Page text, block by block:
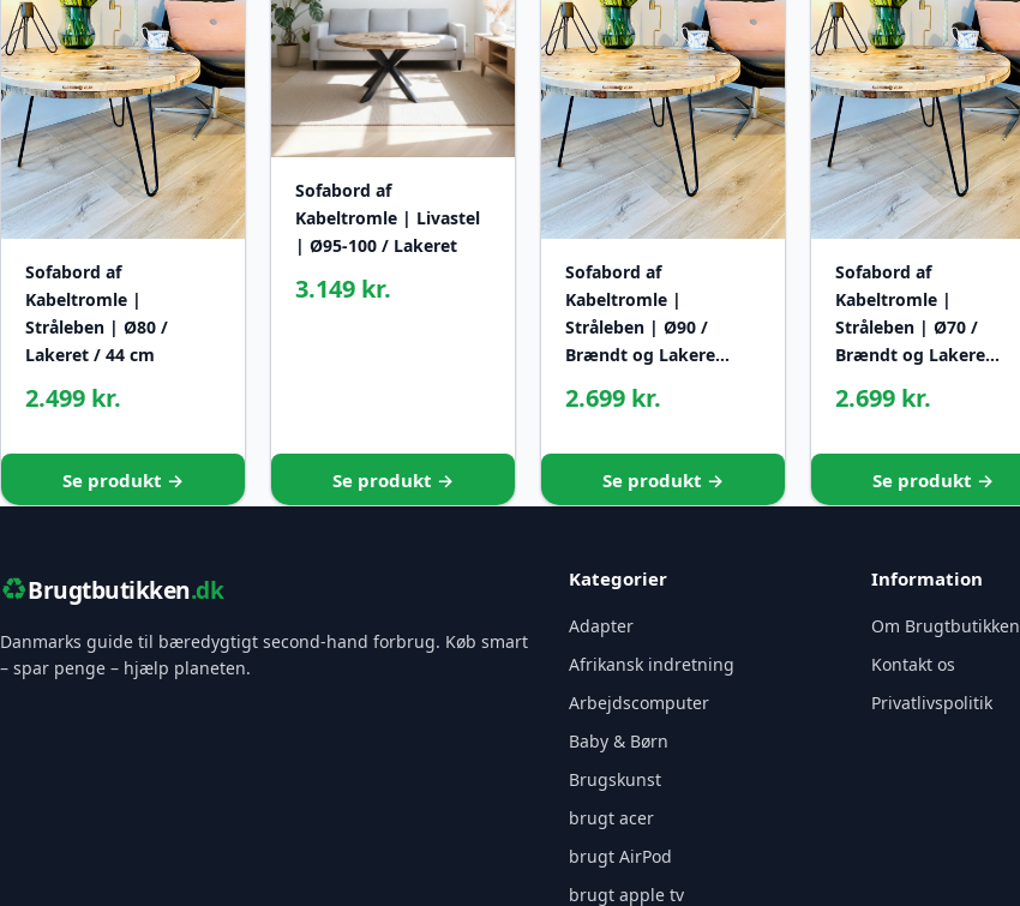
Sofabord af
Kabeltromle |
Stråleben | Ø80 /
Lakeret / 44 cm
2.499 kr.
Se produkt →
Sofabord af
Kabeltromle | Livastel
| Ø95-100 / Lakeret
3.149 kr.
Se produkt →
Sofabord af
Kabeltromle |
Stråleben | Ø90 /
Brændt og Lakere…
2.699 kr.
Se produkt →
Sofabord af
Kabeltromle |
Stråleben | Ø70 /
Brændt og Lakere…
2.699 kr.
Se produkt →
♻️Brugtbutikken.dk
Danmarks guide til bæredygtigt second-hand forbrug. Køb smart
– spar penge – hjælp planeten.
Kategorier
Adapter
Afrikansk indretning
Arbejdscomputer
Baby & Børn
Brugskunst
brugt acer
brugt AirPod
brugt apple tv
Information
Om Brugtbutikken
Kontakt os
Privatlivspolitik